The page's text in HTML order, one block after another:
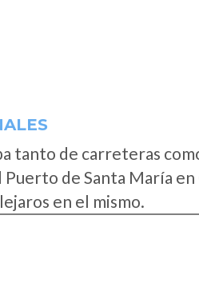
tanto de carreteras
de Santa María en
en el mismo.